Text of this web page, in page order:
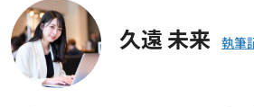
久遠 未来